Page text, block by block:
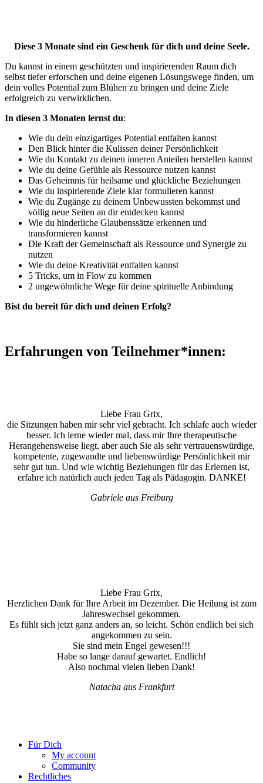
Diese 3 Monate sind ein Geschenk für dich und deine Seele.
Du kannst in einem geschützten und inspirierenden Raum dich
selbst tiefer erforschen und deine eigenen Lösungswege finden, um
dein volles Potential zum Blühen zu bringen und deine Ziele
erfolgreich zu verwirklichen.
In diesen 3 Monaten lernst du:
Wie du dein einzigartiges Potential entfalten kannst
Den Blick hinter die Kulissen deiner Persönlichkeit
Wie du Kontakt zu deinen inneren Anteilen herstellen kannst
Wie du deine Gefühle als Ressource nutzen kannst
Das Geheimnis für heilsame und glückliche Beziehungen
Wie du inspirierende Ziele klar formulieren kannst
Wie du Zugänge zu deinem Unbewussten bekommst und
völlig neue Seiten an dir entdecken kannst
Wie du hinderliche Glaubenssätze erkennen und
transformieren kannst
Die Kraft der Gemeinschaft als Ressource und Synergie zu
nutzen
Wie du deine Kreativität entfalten kannst
5 Tricks, um in Flow zu kommen
2 ungewöhnliche Wege für deine spirituelle Anbindung
Bist du bereit für dich und deinen Erfolg?
Erfahrungen von Teilnehmer*innen:
Liebe Frau Grix,
die Sitzungen haben mir sehr viel gebracht. Ich schlafe auch wieder
besser. Ich lerne wieder mal, dass mir Ihre therapeutische
Herangehensweise liegt, aber auch Sie als sehr vertrauenswürdige,
kompetente, zugewandte und liebenswürdige Persönlichkeit mir
sehr gut tun. Und wie wichtig Beziehungen für das Erlernen ist,
erfahre ich natürlich auch jeden Tag als Pädagogin. DANKE!
Gabriele aus Freiburg
Liebe Frau Grix,
Herzlichen Dank für Ihre Arbeit im Dezember. Die Heilung ist zum
Jahreswechsel gekommen.
Es fühlt sich jetzt ganz anders an, so leicht. Schön endlich bei sich
angekommen zu sein.
Sie sind mein Engel gewesen!!!
Habe so lange darauf gewartet. Endlich!
Also nochmal vielen lieben Dank!
Natacha aus Frankfurt
Für Dich
My account
Community
Rechtliches